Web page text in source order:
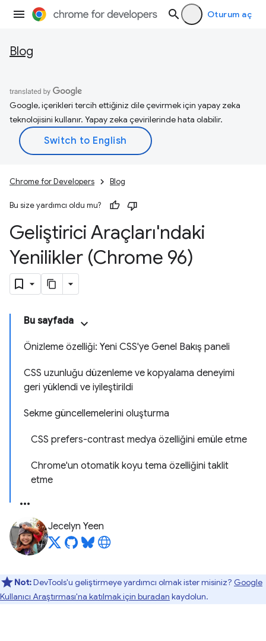
Oturum aç
Blog
Google, içerikleri tercih ettiğiniz dile çevirmek için yapay zeka
teknolojisini kullanır. Yapay zeka çevirilerinde hata olabilir.
Chrome for Developers Blog
Bu size yardımcı oldu mu?
Geliştirici Araçları'ndaki
Yenilikler (Chrome 96)
Bu sayfada
Önizleme özelliği: Yeni CSS'ye Genel Bakış paneli
CSS uzunluğu düzenleme ve kopyalama deneyimi
geri yüklendi ve iyileştirildi
Sekme güncellemelerini oluşturma
CSS prefers-contrast medya özelliğini emüle etme
Chrome'un otomatik koyu tema özelliğini taklit
etme
Jecelyn Yeen
Not:DevTools'u geliştirmeye yardımcı olmak ister misiniz? Google
Kullanıcı Araştırması'na katılmak için buradan kaydolun.